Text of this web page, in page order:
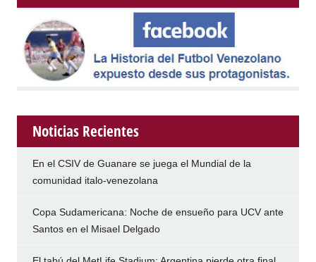
Noticias Recientes
En el CSIV de Guanare se juega el Mundial de la
comunidad italo-venezolana
Copa Sudamericana: Noche de ensueño para UCV ante
Santos en el Misael Delgado